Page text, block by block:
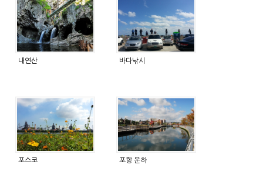
내연산 바다낚시
포스코 포항 운하